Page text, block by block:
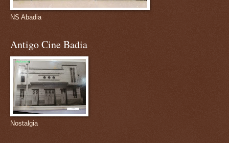
NS Abadia
Antigo Cine Badia
Nostalgia